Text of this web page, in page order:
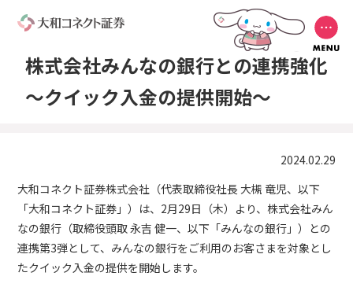
株式会社みんなの銀行との連携強化
～クイック入金の提供開始～
2024.02.29
大和コネクト証券株式会社（代表取締役社長 大槻 竜児、以下
「大和コネクト証券」）は、2月29日（木）より、株式会社みん
なの銀行（取締役頭取 永吉 健一、以下「みんなの銀行」）との
連携第3弾として、みんなの銀行をご利用のお客さまを対象とし
たクイック入金の提供を開始します。